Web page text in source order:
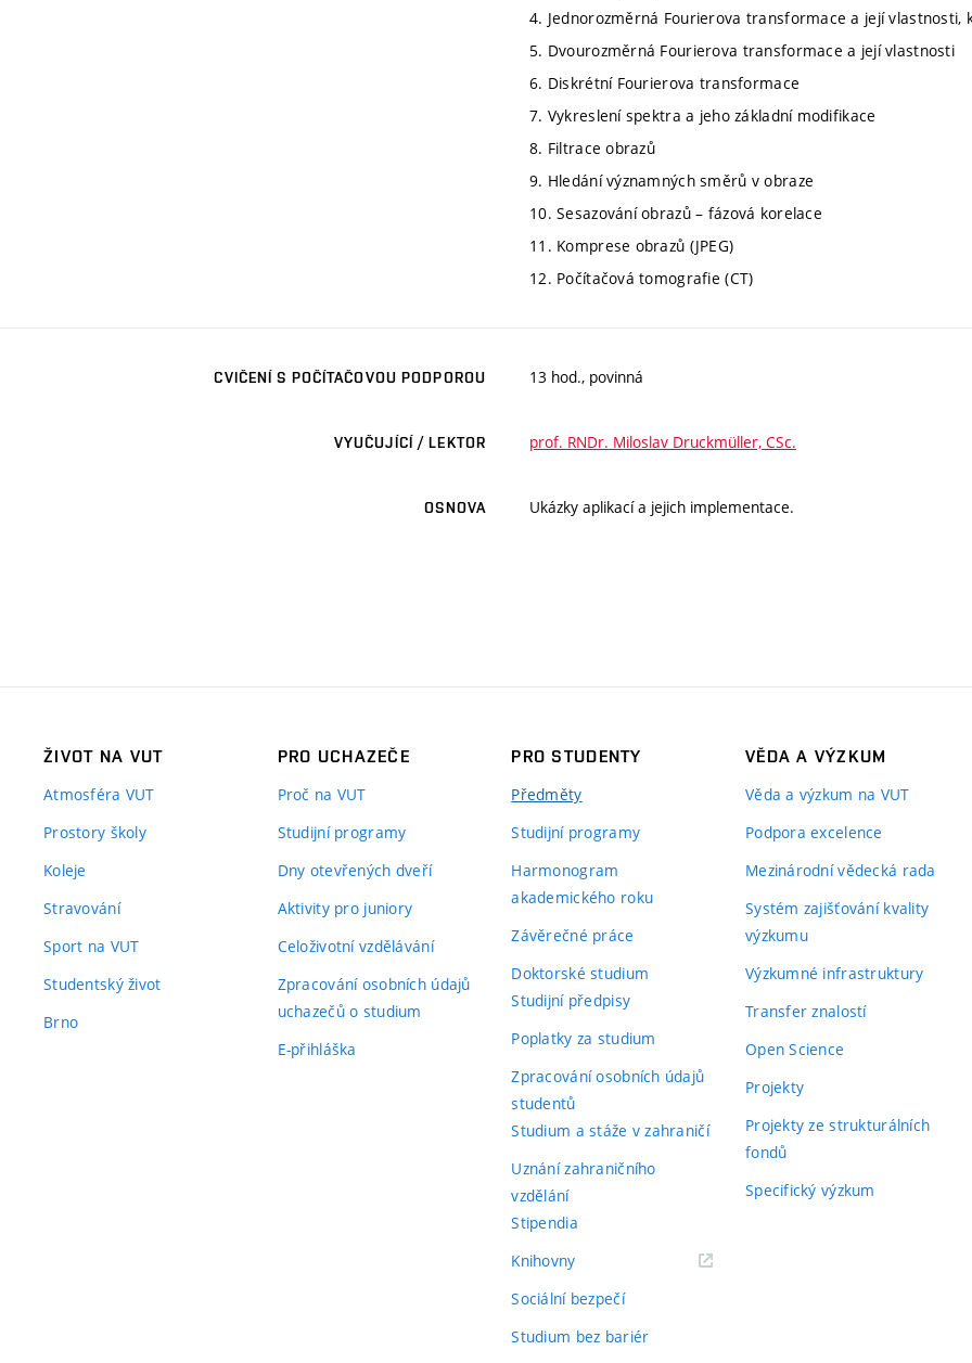
4. Jednorozměrná Fourierova transformace a její vlastnosti,
5. Dvourozměrná Fourierova transformace a její vlastnosti
6. Diskrétní Fourierova transformace
7. Vykreslení spektra a jeho základní modifikace
8. Filtrace obrazů
9. Hledání významných směrů v obraze
10. Sesazování obrazů – fázová korelace
11. Komprese obrazů (JPEG)
12. Počítačová tomografie (CT)
CVIČENÍ S POČÍTAČOVOU PODPOROU 13 hod., povinná
VYUČUJÍCÍ / LEKTOR prof. RNDr. Miloslav Druckmüller, CSc.
OSNOVA Ukázky aplikací a jejich implementace.
ŽIVOT NA VUT
Atmosféra VUT
Prostory školy
Koleje
Stravování
Sport na VUT
Studentský život
Brno
PRO UCHAZEČE
Proč na VUT
Studijní programy
Dny otevřených dveří
Aktivity pro juniory
Celoživotní vzdělávání
Zpracování osobních údajů
uchazečů o studium
E-přihláška
PRO STUDENTY
Předměty
Studijní programy
Harmonogram
akademického roku
Závěrečné práce
Doktorské studium
Studijní předpisy
Poplatky za studium
Zpracování osobních údajů
studentů
Studium a stáže v zahraničí
Uznání zahraničního
vzdělání
Stipendia
Knihovny(externí
Sociální bezpečí
Studium bez bariér
VĚDA A VÝZKUM
Věda a výzkum na VUT
Podpora excelence
Mezinárodní vědecká rada
Systém zajišťování kvality
výzkumu
Výzkumné infrastruktury
Transfer znalostí
Open Science
Projekty
Projekty ze strukturálních
fondů
Specifický výzkum